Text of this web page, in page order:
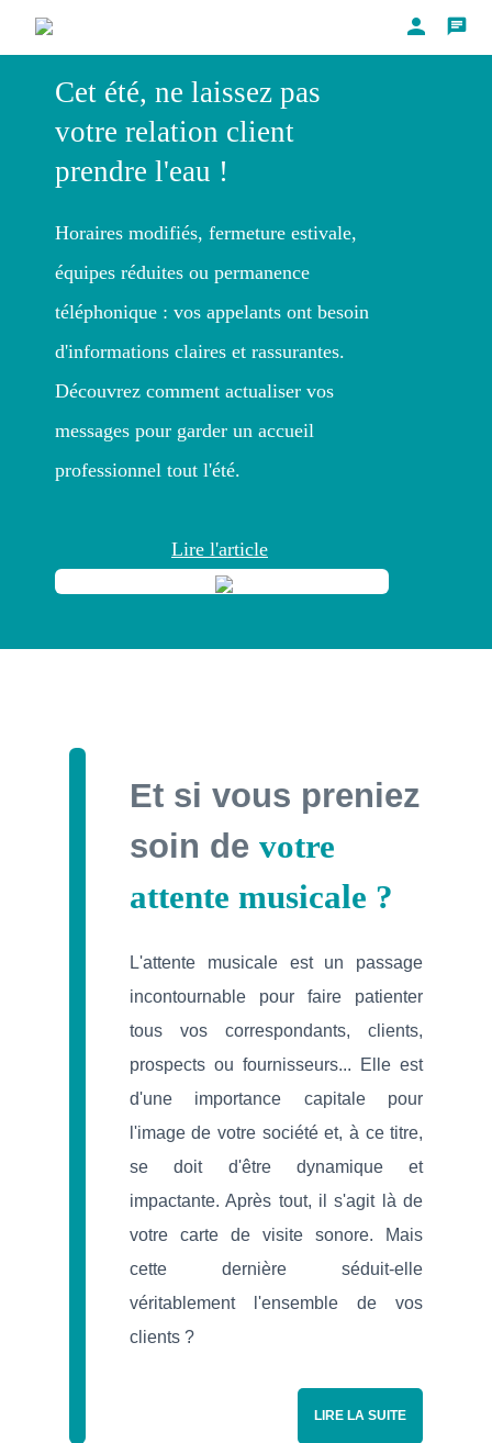
person chat
Cet été, ne laissez pas
votre relation client
prendre l'eau !
Horaires modifiés, fermeture estivale,
équipes réduites ou permanence
téléphonique : vos appelants ont besoin
d'informations claires et rassurantes.
Découvrez comment actualiser vos
messages pour garder un accueil
professionnel tout l'été.
Lire l'article
Et si vous preniez
soin de votre
attente musicale ?
L'attente musicale est un passage
incontournable pour faire patienter
tous vos correspondants, clients,
prospects ou fournisseurs... Elle est
d'une importance capitale pour
l'image de votre société et, à ce titre,
se doit d'être dynamique et
impactante. Après tout, il s'agit là de
votre carte de visite sonore. Mais
cette dernière séduit-elle
véritablement l'ensemble de vos
clients ?
LIRE LA SUITE